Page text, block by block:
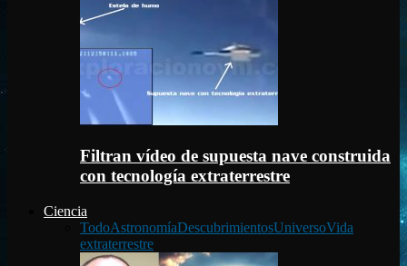
Filtran vídeo de supuesta nave construida
con tecnología extraterrestre
Ciencia
TodoAstronomíaDescubrimientosUniversoVida
extraterrestre